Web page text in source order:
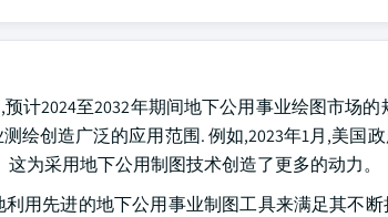
计2024至2032年期间地下公用事业绘图市场
绘创造广泛的应用范围. 例如,2023年1月,美国
为采用地下公用制图技术创造了更多的动力。
用先进的地下公用事业制图工具来满足其不